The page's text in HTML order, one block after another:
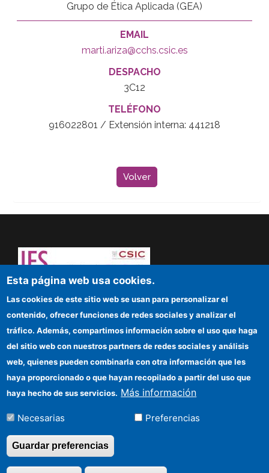
Grupo de Ética Aplicada (GEA)
EMAIL
marti.ariza@cchs.csic.es
DESPACHO
3C12
TELÉFONO
916022801 / Extensión interna: 441218
Volver
¡Atrévete a pensar! Sapere aude
IFS
Sede electrónica CSIC
Organismos financiadores
Cómo llegar
Información para proveedores
©Copyright 2026 Todos los derechos
Esta página web usa cookies.
Las cookies de este sitio web se usan para personalizar el
contenido, ofrecer funciones de redes sociales y analizar el
tráfico. Además, compartimos información sobre el uso que haga
del sitio web con nuestros partners de redes sociales y análisis
web, quienes pueden combinarla con otra información que les
haya proporcionado o que hayan recopilado a partir del uso que
haya hecho de sus servicios. Más información
Necesarias Preferencias
Guardar preferencias